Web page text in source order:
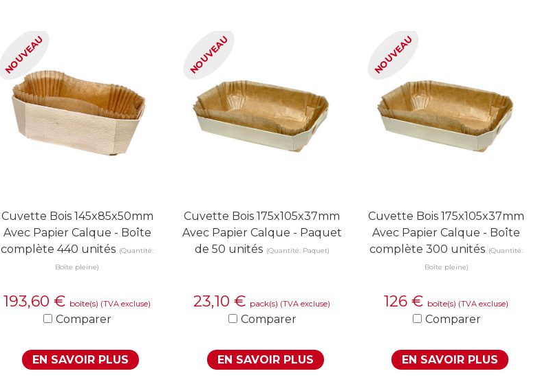
NOUVEAU
Cuvette Bois 145x85x50mm
Avec Papier Calque - Boîte
complète 440 unités (Quantité:
Boîte pleine)
193,60 € boîte(s) (TVA excluse)
Comparer
EN SAVOIR PLUS
NOUVEAU
Cuvette Bois 175x105x37mm
Avec Papier Calque - Paquet
de 50 unités (Quantité: Paquet)
23,10 € pack(s) (TVA excluse)
Comparer
EN SAVOIR PLUS
NOUVEAU
Cuvette Bois 175x105x37mm
Avec Papier Calque - Boîte
complète 300 unités (Quantité:
Boîte pleine)
126 € boîte(s) (TVA excluse)
Comparer
EN SAVOIR PLUS